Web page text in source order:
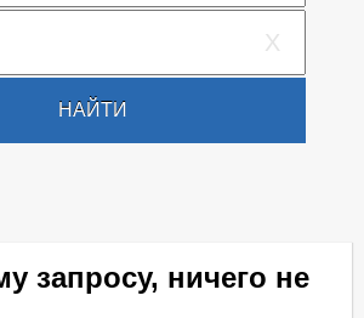
X
НАЙТИ
запросу, ничего не